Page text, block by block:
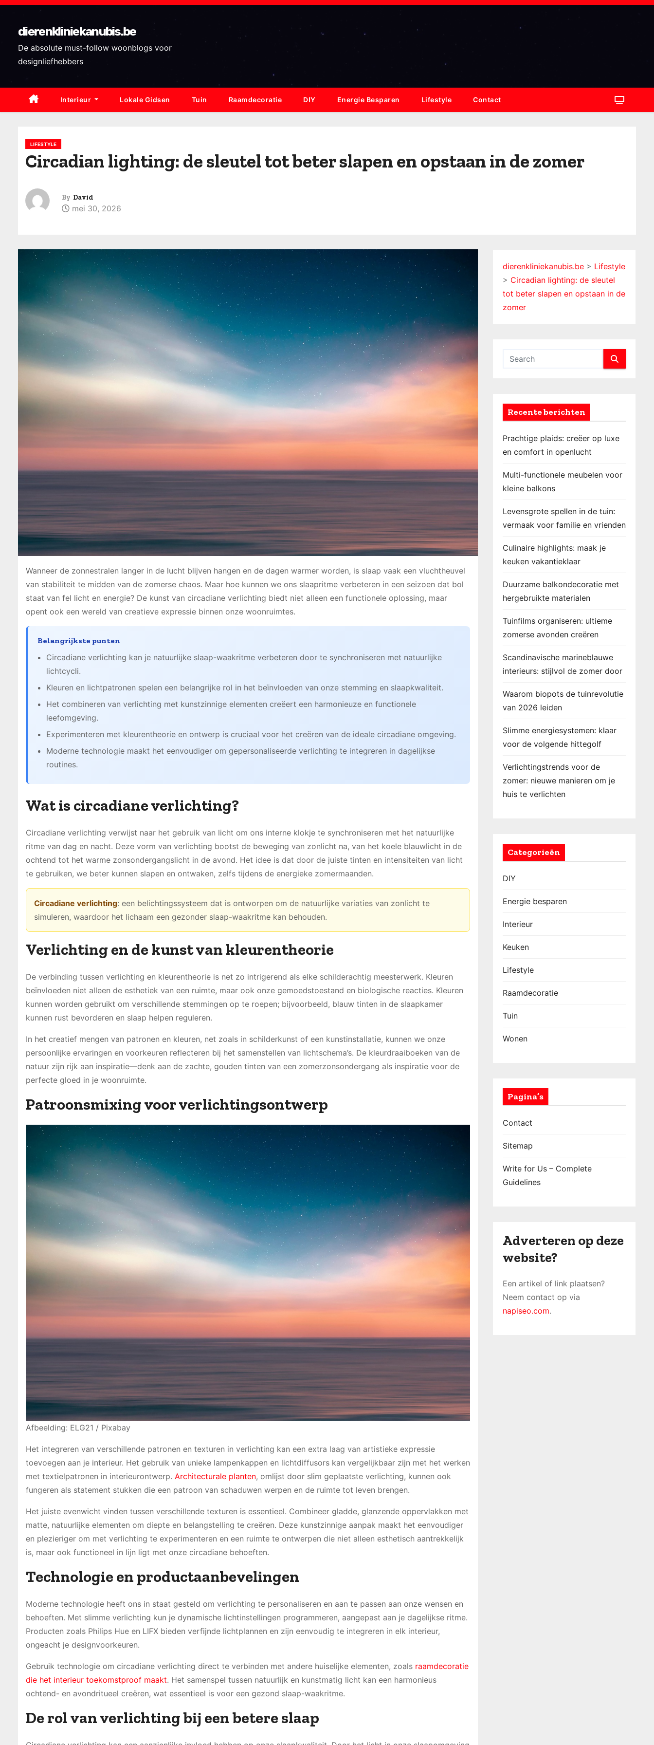
S
c
dierenkliniekanubis.be
De absolute must-follow woonblogs voor
designliefhebbers
Interieur Lokale Gidsen Tuin Raamdecoratie DIY Energie Besparen Lifestyle Contact
LIFESTYLE
Circadian lighting: de sleutel tot beter slapen en opstaan in de zomer
By David
mei 30, 2026
Wanneer de zonnestralen langer in de lucht blijven hangen en de dagen warmer worden, is slaap vaak een vluchtheuvel
van stabiliteit te midden van de zomerse chaos. Maar hoe kunnen we ons slaapritme verbeteren in een seizoen dat bol
staat van fel licht en energie? De kunst van circadiane verlichting biedt niet alleen een functionele oplossing, maar
opent ook een wereld van creatieve expressie binnen onze woonruimtes.
Belangrijkste punten
Circadiane verlichting kan je natuurlijke slaap-waakritme verbeteren door te synchroniseren met natuurlijke
lichtcycli.
Kleuren en lichtpatronen spelen een belangrijke rol in het beïnvloeden van onze stemming en slaapkwaliteit.
Het combineren van verlichting met kunstzinnige elementen creëert een harmonieuze en functionele
leefomgeving.
Experimenteren met kleurentheorie en ontwerp is cruciaal voor het creëren van de ideale circadiane omgeving.
Moderne technologie maakt het eenvoudiger om gepersonaliseerde verlichting te integreren in dagelijkse
routines.
Wat is circadiane verlichting?
Circadiane verlichting verwijst naar het gebruik van licht om ons interne klokje te synchroniseren met het natuurlijke
ritme van dag en nacht. Deze vorm van verlichting bootst de beweging van zonlicht na, van het koele blauwlicht in de
ochtend tot het warme zonsondergangslicht in de avond. Het idee is dat door de juiste tinten en intensiteiten van licht
te gebruiken, we beter kunnen slapen en ontwaken, zelfs tijdens de energieke zomermaanden.
Circadiane verlichting: een belichtingssysteem dat is ontworpen om de natuurlijke variaties van zonlicht te
simuleren, waardoor het lichaam een gezonder slaap-waakritme kan behouden.
Verlichting en de kunst van kleurentheorie
De verbinding tussen verlichting en kleurentheorie is net zo intrigerend als elke schilderachtig meesterwerk. Kleuren
beïnvloeden niet alleen de esthetiek van een ruimte, maar ook onze gemoedstoestand en biologische reacties. Kleuren
kunnen worden gebruikt om verschillende stemmingen op te roepen; bijvoorbeeld, blauw tinten in de slaapkamer
kunnen rust bevorderen en slaap helpen reguleren.
In het creatief mengen van patronen en kleuren, net zoals in schilderkunst of een kunstinstallatie, kunnen we onze
persoonlijke ervaringen en voorkeuren reflecteren bij het samenstellen van lichtschema’s. De kleurdraaiboeken van de
natuur zijn rijk aan inspiratie—denk aan de zachte, gouden tinten van een zomerzonsondergang als inspiratie voor de
perfecte gloed in je woonruimte.
Patroonsmixing voor verlichtingsontwerp
Afbeelding: ELG21 / Pixabay
Het integreren van verschillende patronen en texturen in verlichting kan een extra laag van artistieke expressie
toevoegen aan je interieur. Het gebruik van unieke lampenkappen en lichtdiffusors kan vergelijkbaar zijn met het werken
met textielpatronen in interieurontwerp. Architecturale planten, omlijst door slim geplaatste verlichting, kunnen ook
fungeren als statement stukken die een patroon van schaduwen werpen en de ruimte tot leven brengen.
Het juiste evenwicht vinden tussen verschillende texturen is essentieel. Combineer gladde, glanzende oppervlakken met
matte, natuurlijke elementen om diepte en belangstelling te creëren. Deze kunstzinnige aanpak maakt het eenvoudiger
en plezieriger om met verlichting te experimenteren en een ruimte te ontwerpen die niet alleen esthetisch aantrekkelijk
is, maar ook functioneel in lijn ligt met onze circadiane behoeften.
Technologie en productaanbevelingen
Moderne technologie heeft ons in staat gesteld om verlichting te personaliseren en aan te passen aan onze wensen en
behoeften. Met slimme verlichting kun je dynamische lichtinstellingen programmeren, aangepast aan je dagelijkse ritme.
Producten zoals Philips Hue en LIFX bieden verfijnde lichtplannen en zijn eenvoudig te integreren in elk interieur,
ongeacht je designvoorkeuren.
Gebruik technologie om circadiane verlichting direct te verbinden met andere huiselijke elementen, zoals raamdecoratie
die het interieur toekomstproof maakt. Het samenspel tussen natuurlijk en kunstmatig licht kan een harmonieus
ochtend- en avondritueel creëren, wat essentieel is voor een gezond slaap-waakritme.
De rol van verlichting bij een betere slaap
dierenkliniekanubis.be > Lifestyle
> Circadian lighting: de sleutel
tot beter slapen en opstaan in de
zomer
Recente berichten
Prachtige plaids: creëer op luxe
en comfort in openlucht
Multi-functionele meubelen voor
kleine balkons
Levensgrote spellen in de tuin:
vermaak voor familie en vrienden
Culinaire highlights: maak je
keuken vakantieklaar
Duurzame balkondecoratie met
hergebruikte materialen
Tuinfilms organiseren: ultieme
zomerse avonden creëren
Scandinavische marineblauwe
interieurs: stijlvol de zomer door
Waarom biopots de tuinrevolutie
van 2026 leiden
Slimme energiesystemen: klaar
voor de volgende hittegolf
Verlichtingstrends voor de
zomer: nieuwe manieren om je
huis te verlichten
Categorieën
DIY
Energie besparen
Interieur
Keuken
Lifestyle
Raamdecoratie
Tuin
Wonen
Pagina’s
Contact
Sitemap
Write for Us – Complete
Guidelines
Adverteren op deze
website?
Een artikel of link plaatsen?
Neem contact op via
napiseo.com.